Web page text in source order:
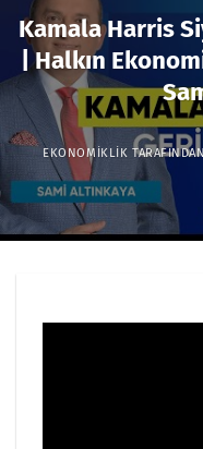
Kamala Harris
| Halkın
EKONOMIKLIK TARAFINDAN